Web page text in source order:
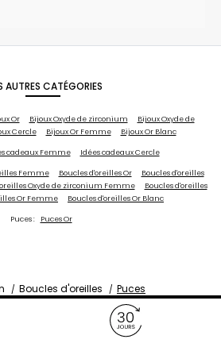
AUTRES CATÉGORIES
Or Bijoux Oxyde de zirconium
Bijoux Oxyde de
Cercle Bijoux Or Femme Bijoux Or Blanc
cadeaux Femme Idées cadeaux Cercle
Femme Boucles d'oreilles Or
Boucles d'oreilles
Oxyde de zirconium Femme
Boucles d'oreilles
Or Femme Boucles d'oreilles Or Blanc
Puces : Puces Or
Boucles d'oreilles Puces